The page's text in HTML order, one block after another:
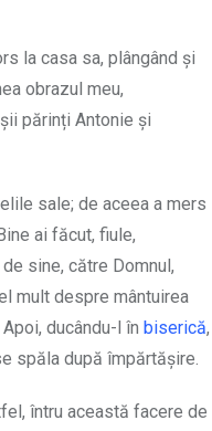
la casa sa, plângând și
obrazul meu,
părinți Antonie și
sale; de aceea a mers
ai făcut, fiule,
sine, către Domnul,
mult despre mântuirea
ducându-l în biserică,
spăla după împărtășire.
întru această facere de